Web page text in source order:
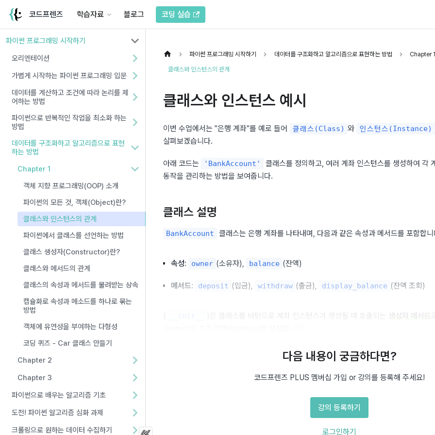
코드프렌즈 학습자료 블로그 코딩 실습
파이썬 프로그래밍 시작하기
오리엔테이션
가볍게 시작하는 파이썬 프로그래밍 입문
데이터를 계산하고 조건에 따라 논리를 제
어하는 방법
파이썬으로 반복적인 작업을 최소화 하는
방법
데이터를 구조화하고 알고리즘으로 표현
하는 방법
Chapter 1
객체 지향 프로그래밍(OOP) 소개
파이썬의 모든 것, 객체(Object)란?
클래스와 인스턴스의 관계
파이썬에서 클래스를 선언하는 방법
클래스 생성자(Constructor)란?
클래스와 메서드의 관계
클래스의 속성과 메서드를 물려받는 상속
캡슐화로 속성과 메소드를 하나로 묶는
방법
객체에 유연성을 부여하는 다형성
코딩 퀴즈 - Car 클래스 만들기
Chapter 2
Chapter 3
파이썬으로 배우는 알고리즘 기초
도전! 파이썬 알고리즘 심화 과제
크롤링으로 원하는 데이터 수집하기
파이썬 프로그래밍 시작하기 데이터를 구조화하고 알고리즘으로 표현하는 방법 Chapter 1
클래스와 인스턴스의 관계
클래스와 인스턴스 예시
이번 수업에서는 "은행 계좌"를 예로 들어 클래스(Class) 와 인스턴스(Instance)
살펴보겠습니다.
아래 코드는 'BankAccount'
클래스를 정의하고, 여러 계좌 인스턴스를 생성하여 각
동작을 관리하는 방법을 보여줍니다.
클래스 설명
BankAccount 클래스는 은행 계좌를 나타내며, 다음과 같은 속성과 메서드를 포함합니
속성: owner (소유자), balance (잔액)
메서드: deposit (입금), withdraw (출금), display_balance (잔액 조회)
__init__ )은 클래스를 바탕으로 계좌 인스턴스가 생성될 때 호출되는 생성자 메서드
(balance=0)을 갖습니다.
balance=
다음 내용이 궁금하다면?
코드프렌즈 PLUS 멤버십 가입 or 강의를 등록해 주세요!
강의 등록하기
로그인하기